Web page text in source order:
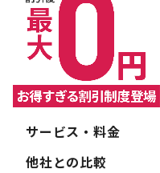
サービス・料金
他社との比較